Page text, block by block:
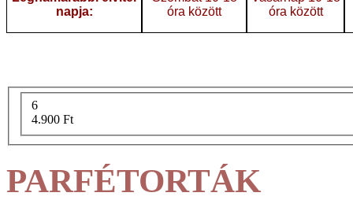
napja:
óra között
óra között
6
4.900 Ft
PARFÉTORTÁK